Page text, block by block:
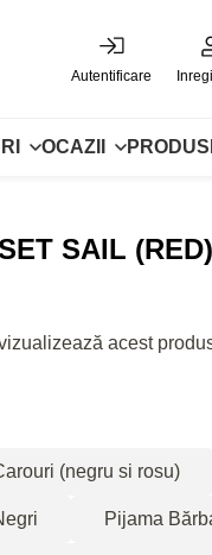
Autentificare
OCAZII
SAIL (RED)
acest
(negru si rosu)
Pijama